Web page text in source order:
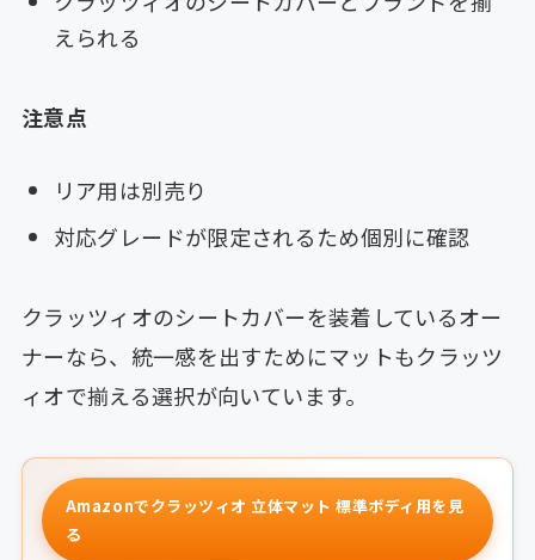
えられる
注意点
リア用は別売り
対応グレードが限定されるため個別に確認
クラッツィオのシートカバーを装着しているオー
ナーなら、統一感を出すためにマットもクラッツ
ィオで揃える選択が向いています。
Amazonでクラッツィオ 立体マット 標準ボディ用を見
る